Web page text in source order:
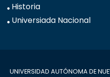
Historia
Universiada Nacional
UNIVERSIDAD AUTÓNOMA DE